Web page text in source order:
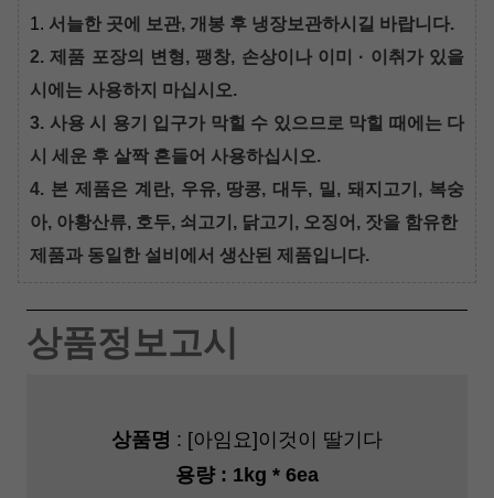
1. 서늘한 곳에 보관, 개봉 후 냉장보관하시길 바랍니다.
2. 제품 포장의 변형, 팽창, 손상이나 이미 · 이취가 있을
시에는 사용하지 마십시오.
3. 사용 시 용기 입구가 막힐 수 있으므로 막힐 때에는 다
시 세운 후 살짝 흔들어 사용하십시오.
4. 본 제품은 계란, 우유, 땅콩, 대두, 밀, 돼지고기, 복숭
아, 아황산류, 호두, 쇠고기, 닭고기, 오징어, 잣을 함유한
제품과 동일한 설비에서 생산된 제품입니다.
상품정보고시
상품명 : [아임요]이것이 딸기다
용량 : 1kg * 6ea